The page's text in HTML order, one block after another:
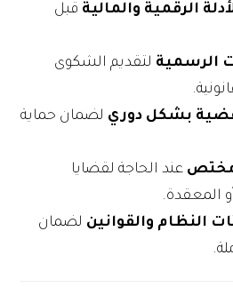
الرقمية والمالية قبل
الرسمية لتقديم الشكوى
بشكل دوري لضمان حماية
مختص عند الحاجة لقضايا
المعقدة.
النظام والقوانين لضمان